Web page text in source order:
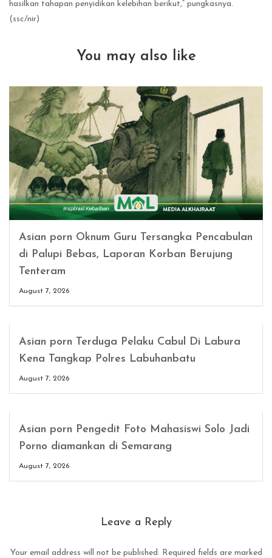
hasilkan tahapan penyidikan kelebihan berikut,” pungkasnya.
(ssc/nir)
You may also like
Asian porn Oknum Guru Tersangka Pencabulan
di Palupi Bebas, Laporan Korban Berujung
Tenteram
August 7, 2026
Asian porn Terduga Pelaku Cabul Di Labura
Kena Tangkap Polres Labuhanbatu
August 7, 2026
Asian porn Pengedit Foto Mahasiswi Solo Jadi
Porno diamankan di Semarang
August 7, 2026
Leave a Reply
Your email address will not be published. Required fields are marked